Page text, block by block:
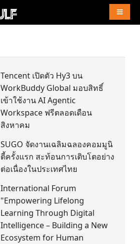
Tencent เปิดตัว Hy3 บน
WorkBuddy Global มอบสิทธิ์
เข้าใช้งาน AI Agentic
Workspace ฟรีตลอดเดือน
สิงหาคม
SUGO จัดงานเฉลิมฉลองคอมมูนิ
ตี้ครั้งแรก สะท้อนการเติบโตอย่าง
ต่อเนื่องในประเทศไทย
International Forum
"Empowering Lifelong
Learning Through Digital
Intelligence – Building a New
Ecosystem for Human